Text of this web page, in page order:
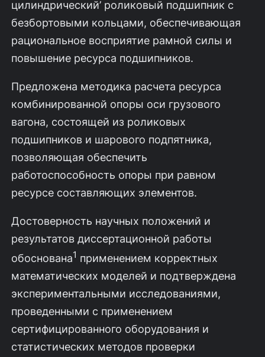
цилиндрический’ роликовый подшипник с
безбортовыми кольцами, обеспечивающая
рациональное восприятие рамной силы и
повышение ресурса подшипников.
Предложена методика расчета ресурса
комбинированной опоры оси грузового
вагона, состоящей из роликовых
подшипников и шарового подпятника,
позволяющая обеспечить
работоспособность опоры при равном
ресурсе составляющих элементов.
Достоверность научных положений и
результатов диссертационной работы
обоснована1 применением корректных
математических моделей и подтверждена
экспериментальными исследованиями,
проведенными с применением
сертифицированного оборудования и
статистических методов проверки